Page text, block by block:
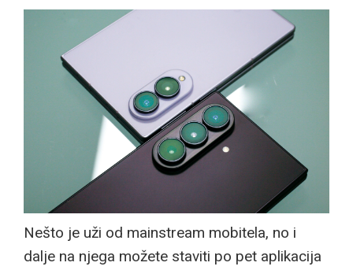
Nešto je uži od mainstream mobitela, no i
dalje na njega možete staviti po pet aplikacija